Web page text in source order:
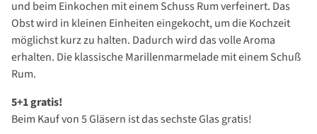
und beim Einkochen mit einem Schuss Rum verfeinert. Das
Obst wird in kleinen Einheiten eingekocht, um die Kochzeit
möglichst kurz zu halten. Dadurch wird das volle Aroma
erhalten. Die klassische Marillenmarmelade mit einem Schuß
Rum.
5+1 gratis!
Beim Kauf von 5 Gläsern ist das sechste Glas gratis!